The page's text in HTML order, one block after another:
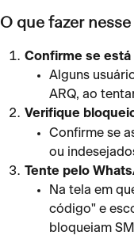
O que fazer
Confirme se
Alguns
ARQ, ao
Verifique
Confirme se
ou
Tente pelo
Na tela em
código" e
bloqueiam